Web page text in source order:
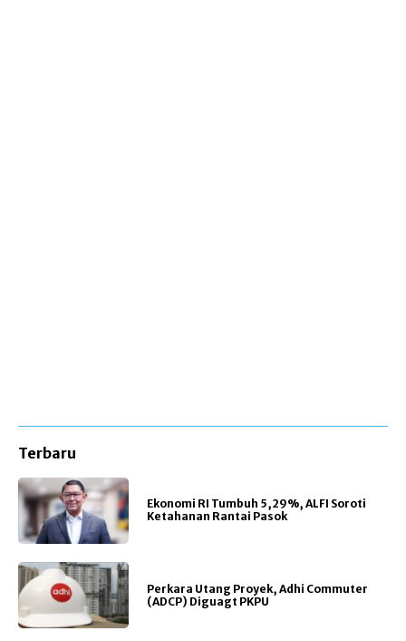
Terbaru
Ekonomi RI Tumbuh 5,29%, ALFI Soroti
Ketahanan Rantai Pasok
Perkara Utang Proyek, Adhi Commuter
(ADCP) Diguagt PKPU